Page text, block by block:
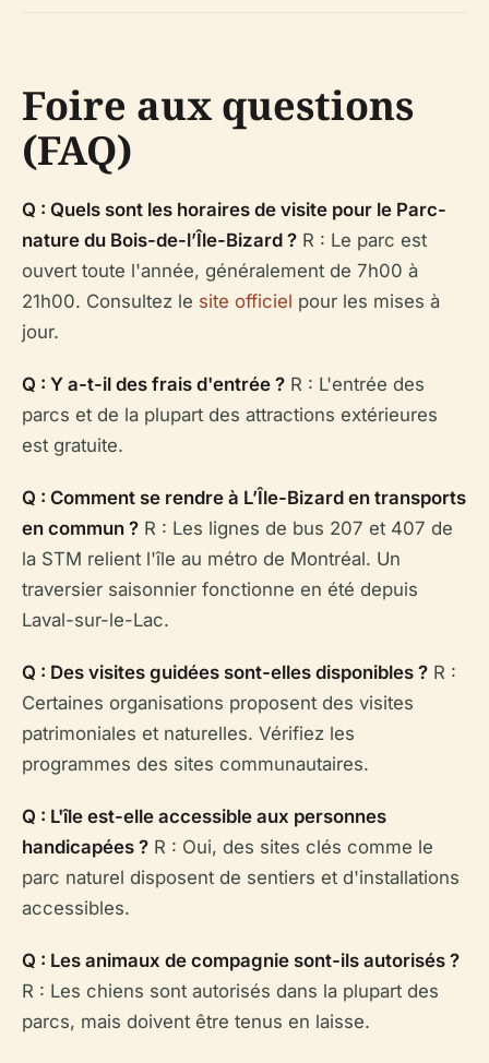
Foire aux questions
(FAQ)
Q : Quels sont les horaires de visite pour le Parc-
nature du Bois-de-l’Île-Bizard ? R : Le parc est
ouvert toute l'année, généralement de 7h00 à
21h00. Consultez le site officiel pour les mises à
jour.
Q : Y a-t-il des frais d'entrée ? R : L'entrée des
parcs et de la plupart des attractions extérieures
est gratuite.
Q : Comment se rendre à L’Île-Bizard en transports
en commun ? R : Les lignes de bus 207 et 407 de
la STM relient l'île au métro de Montréal. Un
traversier saisonnier fonctionne en été depuis
Laval-sur-le-Lac.
Q : Des visites guidées sont-elles disponibles ? R :
Certaines organisations proposent des visites
patrimoniales et naturelles. Vérifiez les
programmes des sites communautaires.
Q : L'île est-elle accessible aux personnes
handicapées ? R : Oui, des sites clés comme le
parc naturel disposent de sentiers et d'installations
accessibles.
Q : Les animaux de compagnie sont-ils autorisés ?
R : Les chiens sont autorisés dans la plupart des
parcs, mais doivent être tenus en laisse.